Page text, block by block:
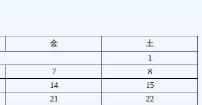
金
土
1
7
8
14
15
21
22